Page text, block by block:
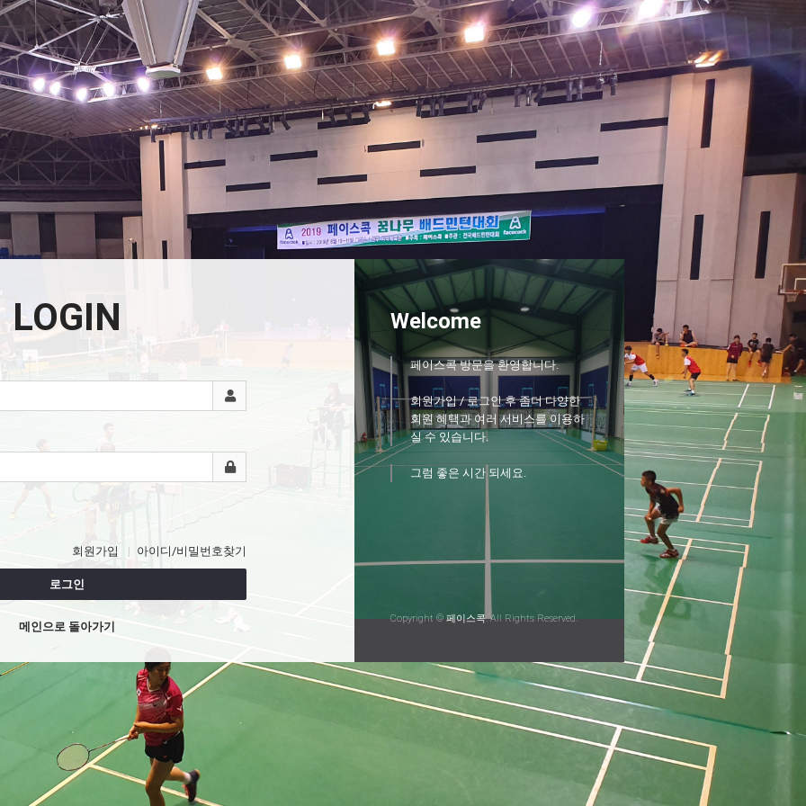
LOGIN
회원가입 아이디/비밀번호찾기
로그인
메인으로 돌아가기
Welcome
페이스콕 방문을 환영합니다.
회원가입 / 로그인 후 좀더 다양한
회원 혜택과 여러 서비스를 이용하
실 수 있습니다.
그럼 좋은 시간 되세요.
Copyright © 페이스콕. All Rights Reserved.